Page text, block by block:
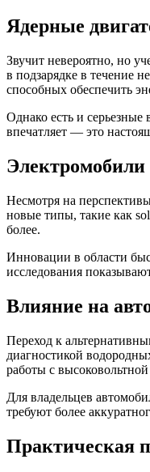
Ядерные
Звучит невероятно, но
в подзарядке в течение
способных обеспечить
Однако есть и серьезные
впечатляет — это
Несмотря на
новые типы, такие как
более.
Инновации в области
исследования
Влияние на
Переход к
диагностикой
работы с
Для владельцев
требуют более
Практическая